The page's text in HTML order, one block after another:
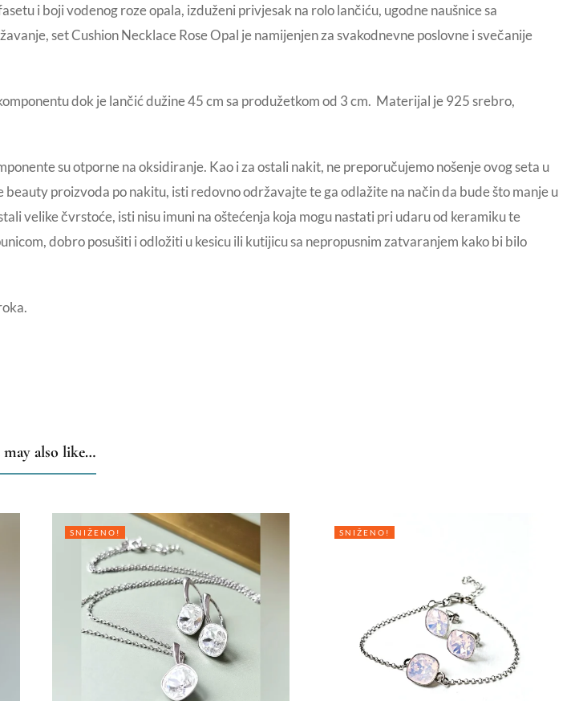
i boji vodenog roze opala, izduženi privjesak na rolo lančiću, ugodne naušnice sa
set Cushion Necklace Rose Opal je namijenjen za svakodnevne poslovne i svečanije
dok je lančić dužine 45 cm sa produžetkom od 3 cm. Materijal je 925 srebro,
su otporne na oksidiranje. Kao i za ostali nakit, ne preporučujemo nošenje ovog seta u
proizvoda po nakitu, isti redovno održavajte te ga odlažite na način da bude što manje u
velike čvrstoće, isti nisu imuni na oštećenja koja mogu nastati pri udaru od keramiku te
dobro posušiti i odložiti u kesicu ili kutijicu sa nepropusnim zatvaranjem kako bi bilo
may also like…
SNIŽENO! SNIŽENO!